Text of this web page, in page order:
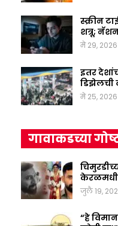
स्क्रीन
शत्रू;
मे 29, 2026
इतर
डिझेलची
मे 25, 2026
गावाकडच्या
जुलै 19,
“हे